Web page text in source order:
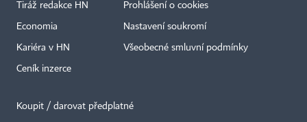
Tiráž redakce HN
Economia
Kariéra v HN
Ceník inzerce
Prohlášení o cookies
Nastavení soukromí
Všeobecné smluvní podmínky
Koupit / darovat předplatné